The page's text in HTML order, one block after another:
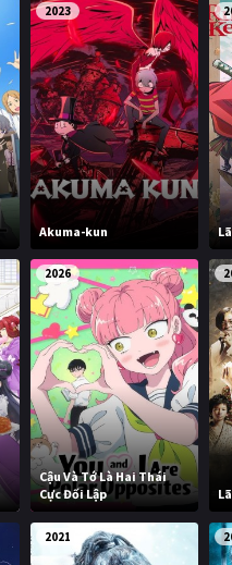
2023
Akuma-kun
2026
Cậu Và Tớ Là Hai Thái
Cực Đối Lập
2021